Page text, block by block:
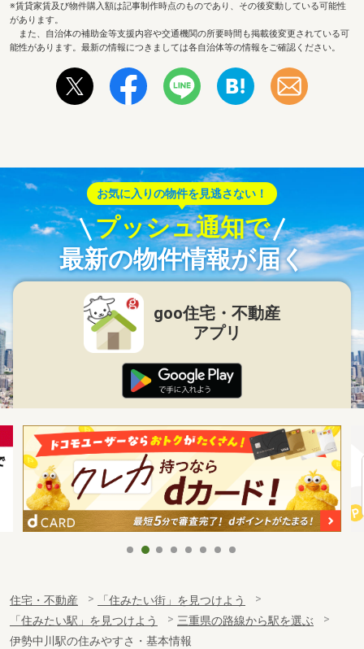
※賃貸家賃及び物件購入額は記事制作時点のものであり、その後変動している可能性
があります。
また、自治体の補助金等支援内容や交通機関の所要時間も掲載後変更されている可
能性があります。最新の情報につきましては各自治体等の情報をご確認ください。
お気に入りの物件を見逃さない！
プッシュ通知で
最新の物件情報が届く
goo住宅・不動産
アプリ
住宅・不動産
「住みたい街」を見つけよう
「住みたい駅」を見つけよう
三重県の路線から駅を選ぶ
伊勢中川駅の住みやすさ・基本情報